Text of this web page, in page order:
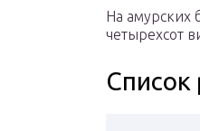
На амурских
четырехсот
Список